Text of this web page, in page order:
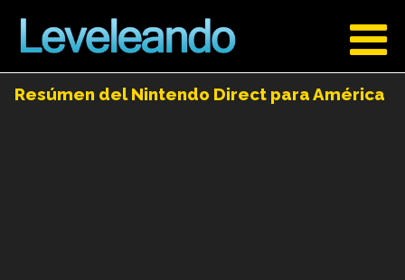
Resúmen del Nintendo Direct para América